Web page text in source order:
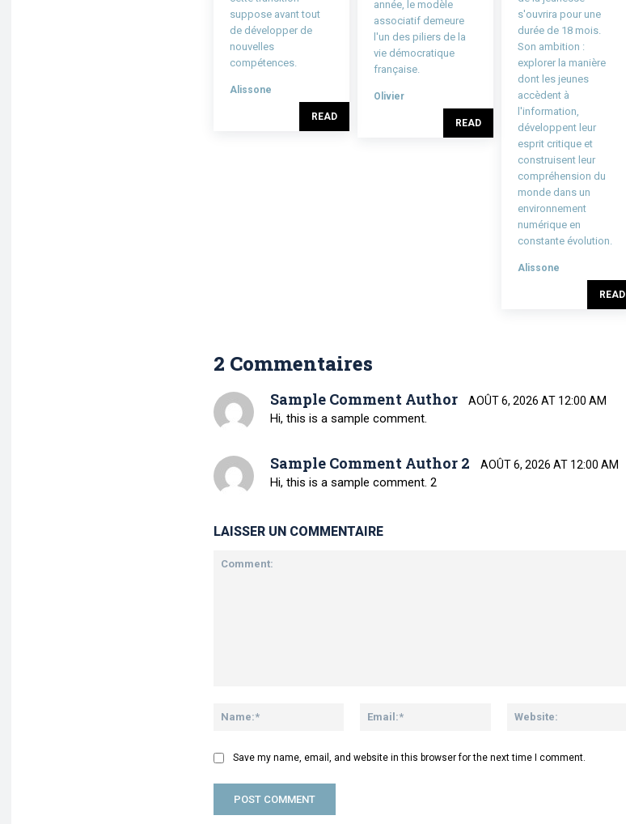
suppose avant tout
de développer de
nouvelles
compétences.
Alissone
READ
année, le modèle
associatif demeure
l'un des piliers de la
vie démocratique
française.
Olivier
READ
s'ouvrira pour une
durée de 18 mois.
Son ambition :
explorer la manière
dont les jeunes
accèdent à
l'information,
développent leur
esprit critique et
construisent leur
compréhension du
monde dans un
environnement
numérique en
constante évolution.
Alissone
READ
2 Commentaires
Sample Comment Author AOÛT 6, 2026 AT 12:00 AM
Hi, this is a sample comment.
Sample Comment Author 2 AOÛT 6, 2026 AT 12:00 AM
Hi, this is a sample comment. 2
LAISSER UN COMMENTAIRE
Save my name, email, and website in this browser for the next time I comment.